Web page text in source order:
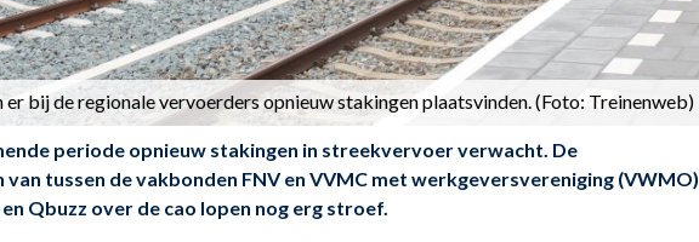
bij de regionale vervoerders opnieuw stakingen plaatsvinden. (Foto: Treinenweb)
periode opnieuw stakingen in streekvervoer verwacht. De
van tussen de vakbonden FNV en VVMC met werkgeversvereniging (VWMO)
Qbuzz over de cao lopen nog erg stroef.